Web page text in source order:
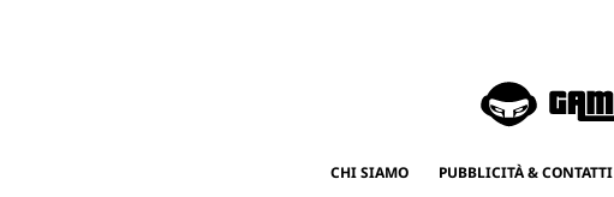
CHI SIAMO PUBBLICITÀ & CONTATTI